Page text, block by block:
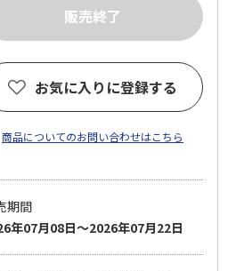
お気に入りに登録する
商品についてのお問い合わせはこちら
期間
年07月08日～2026年07月22日